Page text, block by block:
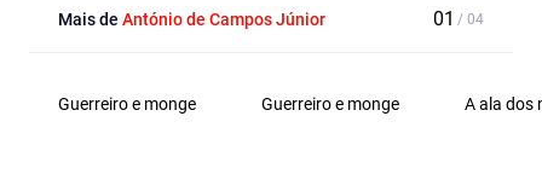
Mais de António de Campos Júnior
Guerreiro e monge Guerreiro e monge A ala dos